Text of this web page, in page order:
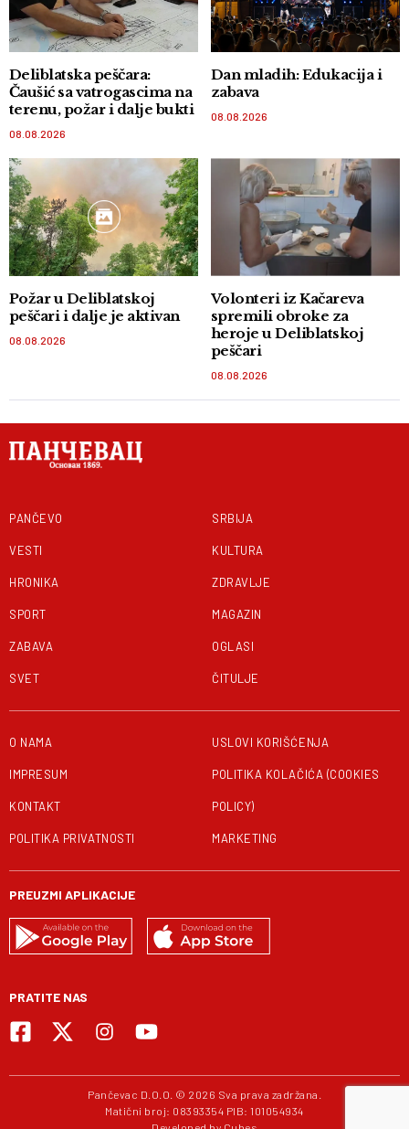
Deliblatska peščara:
Čaušić sa vatrogascima na
terenu, požar i dalje bukti
08.08.2026
Dan mladih: Edukacija i
zabava
08.08.2026
Požar u Deliblatskoj
peščari i dalje je aktivan
08.08.2026
Volonteri iz Kačareva
spremili obroke za
heroje u Deliblatskoj
peščari
08.08.2026
PANČEVO
VESTI
HRONIKA
SPORT
ZABAVA
SVET
SRBIJA
KULTURA
ZDRAVLJE
MAGAZIN
OGLASI
ČITULJE
O NAMA
IMPRESUM
KONTAKT
POLITIKA PRIVATNOSTI
USLOVI KORIŠĆENJA
POLITIKA KOLAČIĆA (COOKIES
POLICY)
MARKETING
PREUZMI APLIKACIJE
PRATITE NAS
Pančevac D.O.O. © 2026 Sva prava zadržana.
Matični broj: 08393354 PIB: 101054934